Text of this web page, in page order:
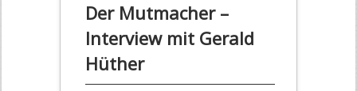
Der Mutmacher –
Interview mit Gerald
Hüther